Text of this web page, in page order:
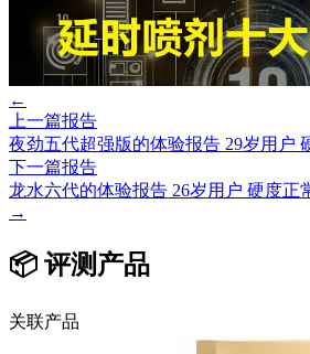
←
上一篇报告
夜劲五代超强版的体验报告 29岁用户
下一篇报告
龙水六代的体验报告 26岁用户 硬度正
→
📦 评测产品
关联产品